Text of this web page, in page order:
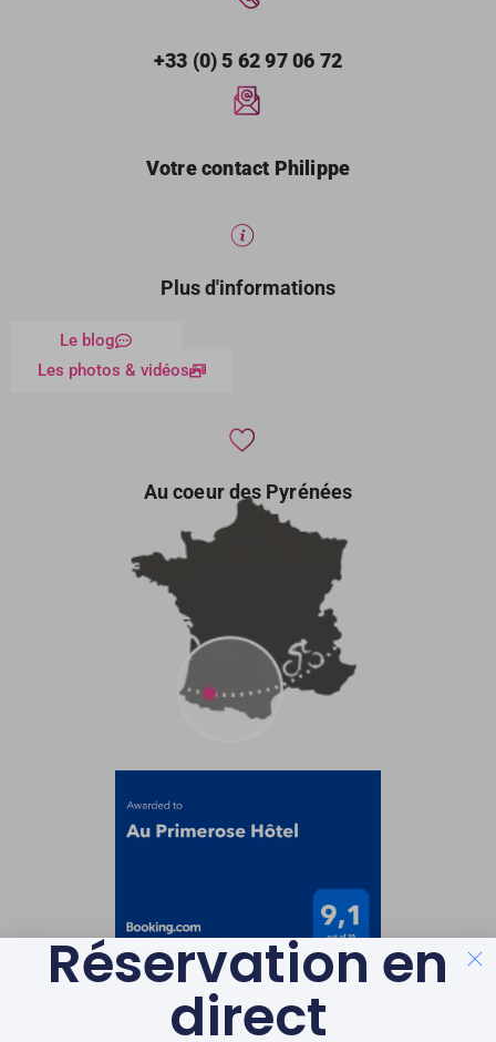
+33 (0) 5 62 97 06 72
Votre contact Philippe
Plus d'informations
Le blog
Les photos & vidéos
Au coeur des Pyrénées
LABELS & GAGES DE
Réservation en
direct